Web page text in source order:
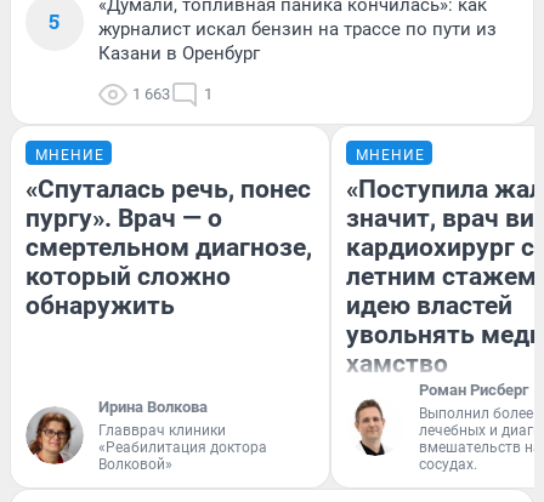
5
«Думали, топливная паника кончилась»: как
журналист искал бензин на трассе по пути из
Казани в Оренбург
1 663 1
МНЕНИЕ
«Спуталась речь, понес
пургу». Врач — о
смертельном диагнозе,
который сложно
обнаружить
Ирина Волкова
Главврач клиники
«Реабилитация доктора
Волковой»
МНЕНИЕ
«Поступила
значит, врач
кардиохирург с
летним стажем
идею властей
увольнять
хамство
Роман Рисберг
Выполнил более
лечебных и
вмешательств на
сосудах.